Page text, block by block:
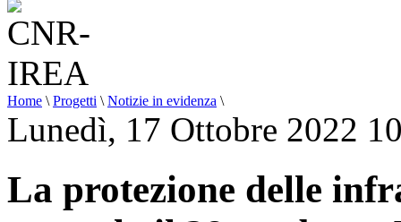
Home \ Progetti \ Notizie in evidenza \
Lunedì, 17 Ottobre 2022
La protezione delle